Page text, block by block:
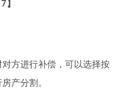
】
方进行补偿，可以选择按
产分割。